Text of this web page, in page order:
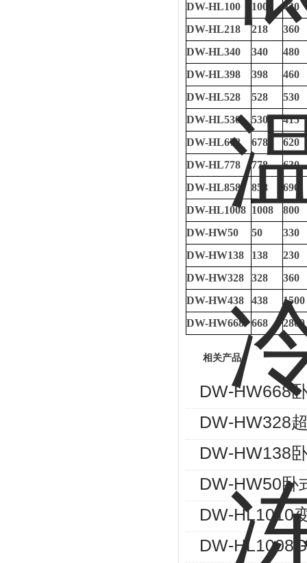
DW-HL100
100
430
DW-HL218
218
360
DW-HL340
340
480
DW-HL398
398
460
DW-HL528
528
530
DW-HL530
530
415
DW-HL678
678
620
DW-HL778
778
630
DW-HL858
858
690
DW-HL1008 1008
800
DW-HW50
50
330
DW-HW138
138
230
DW-HW328
328
360
DW-HW438
438
1500
DW-HW668
668 2800
相关产品
DW-HW668
DW-HW328
DW-HW138
DW-HW50卧
DW-HL1010
DW-